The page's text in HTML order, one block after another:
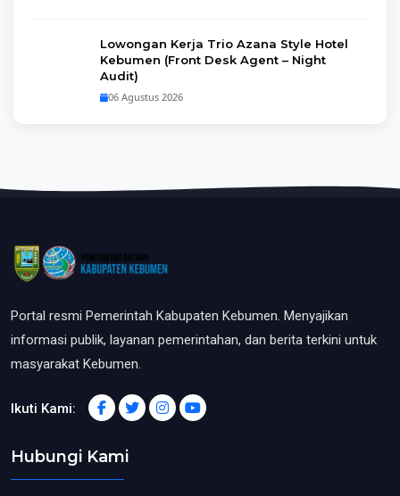
Lowongan Kerja Trio Azana Style Hotel
Kebumen (Front Desk Agent – Night
Audit)
06 Agustus 2026
Portal resmi Pemerintah Kabupaten Kebumen. Menyajikan
informasi publik, layanan pemerintahan, dan berita terkini untuk
masyarakat Kebumen.
Ikuti Kami:
Hubungi Kami